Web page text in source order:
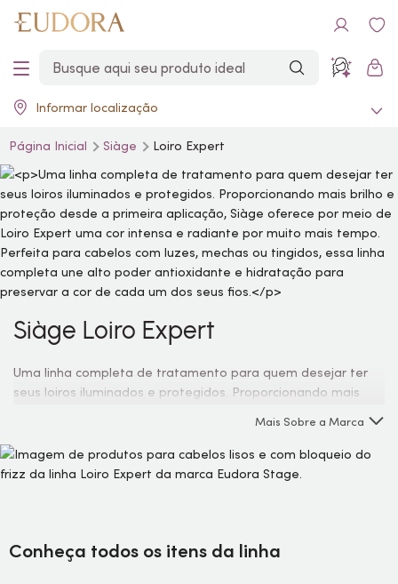
Informar localização
Página Inicial Siàge Loiro Expert
Siàge Loiro Expert
Uma linha completa de tratamento para quem desejar ter
seus loiros iluminados e protegidos. Proporcionando mais
por meio de Loiro Expert uma cor intensa e radiante por
muito mais tempo. Perfeita para cabelos com luzes, mechas
ou tingidos, essa linha completa une alto poder antioxidante
Mais Sobre a Marca
Conheça todos os itens da linha